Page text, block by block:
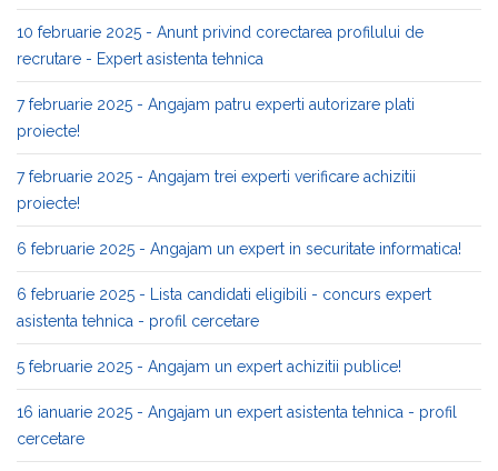
10 februarie 2025 - Anunt privind corectarea profilului de
recrutare - Expert asistenta tehnica
7 februarie 2025 - Angajam patru experti autorizare plati
proiecte!
7 februarie 2025 - Angajam trei experti verificare achizitii
proiecte!
6 februarie 2025 - Angajam un expert in securitate informatica!
6 februarie 2025 - Lista candidati eligibili - concurs expert
asistenta tehnica - profil cercetare
5 februarie 2025 - Angajam un expert achizitii publice!
16 ianuarie 2025 - Angajam un expert asistenta tehnica - profil
cercetare